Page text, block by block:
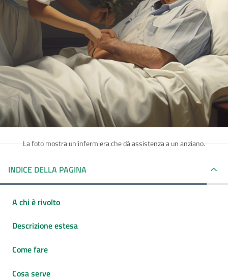
La foto mostra un'infermiera che dà assistenza a un anziano.
INDICE DELLA PAGINA
A chi è rivolto
Descrizione estesa
Come fare
Cosa serve